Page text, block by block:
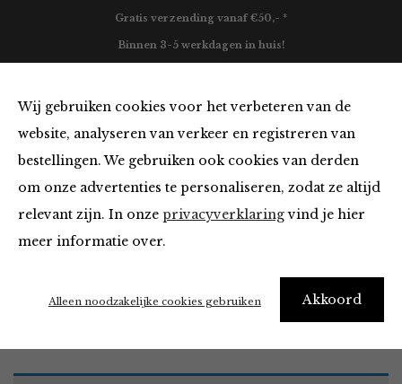
Wij gebruiken cookies voor het verbeteren van de
website, analyseren van verkeer en registreren van
bestellingen. We gebruiken ook cookies van derden
om onze advertenties te personaliseren, zodat ze altijd
relevant zijn. In onze privacyverklaringvind je hier
meer informatie over.
Akkoord
Alleen noodzakelijke cookies gebruiken
Gratis verzending vanaf €50,- *
Binnen 3-5 werkdagen in huis!
Must Haves
Home Winkel Accessoires Must Haves